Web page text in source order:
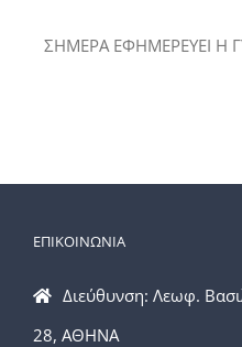
ΣΗΜΕΡΑ ΕΦΗΜΕΡΕΥΕΙ Η
ΕΠΙΚΟΙΝΩΝΙΑ
Διεύθυνση: Λεωφ.
28, ΑΘΗΝΑ